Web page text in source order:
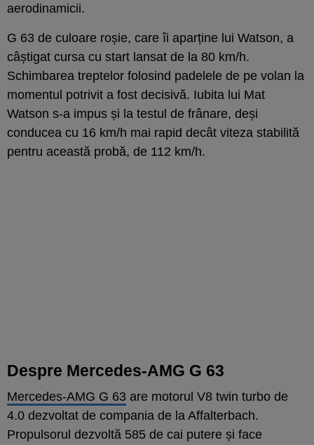
aerodinamicii.
G 63 de culoare roșie, care îi aparține lui Watson, a
câștigat cursa cu start lansat de la 80 km/h.
Schimbarea treptelor folosind padelele de pe volan la
momentul potrivit a fost decisivă. Iubita lui Mat
Watson s-a impus și la testul de frânare, deși
conducea cu 16 km/h mai rapid decât viteza stabilită
pentru această probă, de 112 km/h.
Despre Mercedes-AMG G 63
Mercedes-AMG G 63 are motorul V8 twin turbo de
4.0 dezvoltat de compania de la Affalterbach.
Propulsorul dezvoltă 585 de cai putere și face